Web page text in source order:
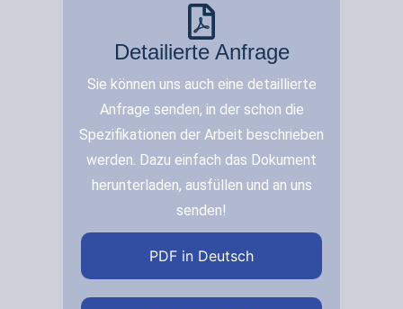
Detailierte Anfrage
Sie können uns auch eine detaillierte
Anfrage senden, in der schon die
Spezifikationen der Arbeit beschrieben
werden. Dazu einfach das Dokument
herunterladen, ausfüllen und an uns
senden!
PDF in Deutsch